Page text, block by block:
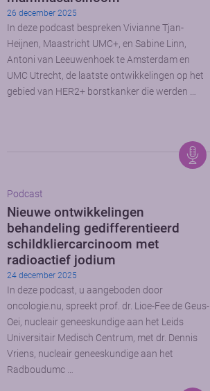
26 december 2025
In deze podcast bespreken Vivianne Tjan-
Heijnen, Maastricht UMC+, en Sabine Linn,
Antoni van Leeuwenhoek te Amsterdam en
UMC Utrecht, de laatste ontwikkelingen op het
gebied van HER2+ borstkanker die werden …
Podcast
Nieuwe ontwikkelingen
behandeling gedifferentieerd
schildkliercarcinoom met
radioactief jodium
24 december 2025
In deze podcast, u aangeboden door
oncologie.nu, spreekt prof. dr. Lioe-Fee de Geus-
Oei, nucleair geneeskundige aan het Leids
Universitair Medisch Centrum, met dr. Dennis
Vriens, nucleair geneeskundige aan het
Radboudumc …